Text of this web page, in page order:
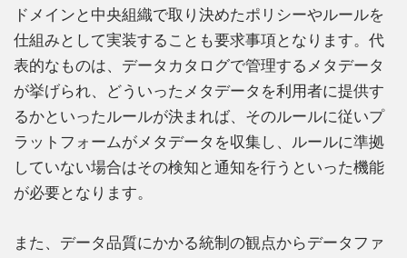
ドメインと中央組織で取り決めたポリシーやルールを
仕組みとして実装することも要求事項となります。代
表的なものは、データカタログで管理するメタデータ
が挙げられ、どういったメタデータを利用者に提供す
るかといったルールが決まれば、そのルールに従いプ
ラットフォームがメタデータを収集し、ルールに準拠
していない場合はその検知と通知を行うといった機能
が必要となります。
また、データ品質にかかる統制の観点からデータファ